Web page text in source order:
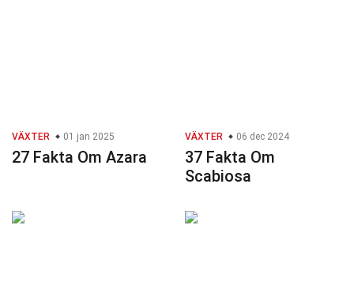
VÄXTER 01 jan 2025
27 Fakta Om Azara
VÄXTER 06 dec 2024
37 Fakta Om
Scabiosa